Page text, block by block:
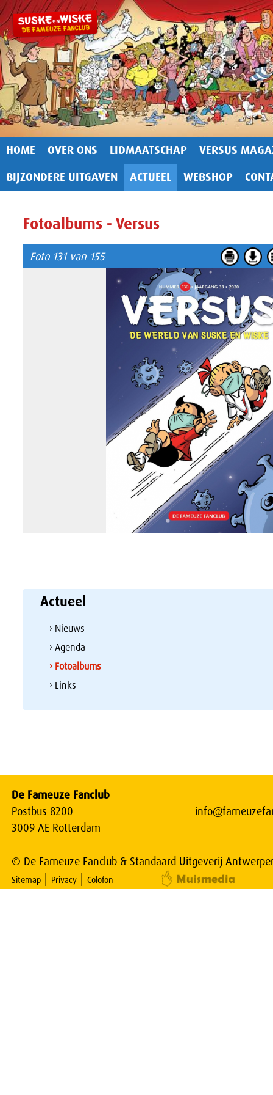
HOME OVER ONS LIDMAATSCHAP
VERSUS
BIJZONDERE UITGAVEN
ACTUEEL WEBSHOP
Fotoalbums - Versus
Foto 131 van 155
Actueel
› Nieuws
› Agenda
› Fotoalbums
› Links
De Fameuze Fanclub
Postbus 8200
3009 AE Rotterdam
© De Fameuze Fanclub & Standaard Uitgeverij
Sitemap | Privacy |Colofon